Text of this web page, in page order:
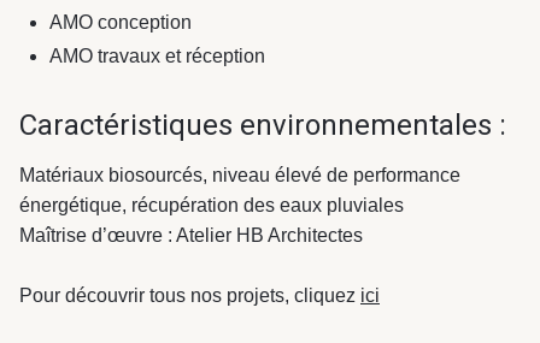
AMO conception
AMO travaux et réception
Caractéristiques environnementales :
Matériaux biosourcés, niveau élevé de performance
énergétique, récupération des eaux pluviales
Maîtrise d’œuvre : Atelier HB Architectes
Pour découvrir tous nos projets, cliquez ici